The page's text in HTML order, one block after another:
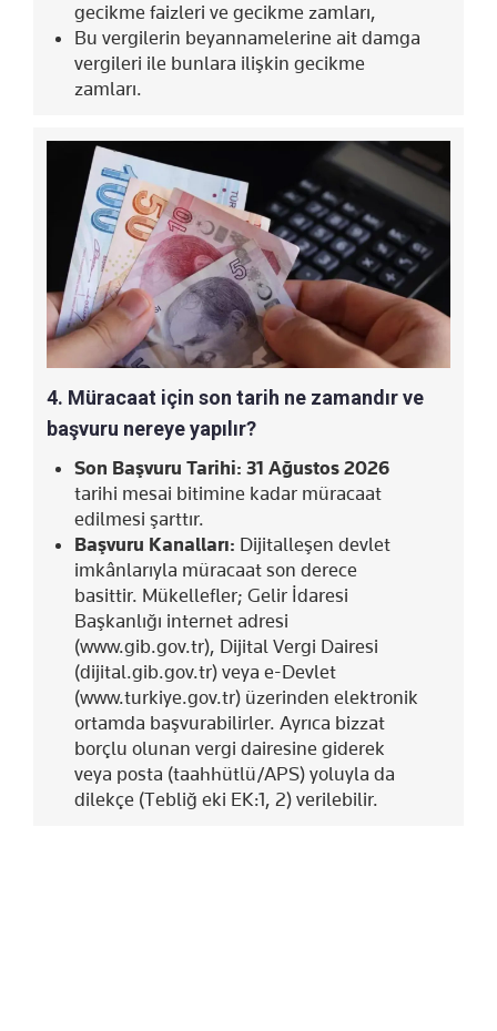
gecikme faizleri ve gecikme zamları,
Bu vergilerin beyannamelerine ait damga
vergileri ile bunlara ilişkin gecikme
zamları.
4. Müracaat için son tarih ne zamandır ve
başvuru nereye yapılır?
Son Başvuru Tarihi: 31 Ağustos 2026
tarihi mesai bitimine kadar müracaat
edilmesi şarttır.
Başvuru Kanalları: Dijitalleşen devlet
imkânlarıyla müracaat son derece
basittir. Mükellefler; Gelir İdaresi
Başkanlığı internet adresi
(www.gib.gov.tr), Dijital Vergi Dairesi
(dijital.gib.gov.tr) veya e-Devlet
(www.turkiye.gov.tr) üzerinden elektronik
ortamda başvurabilirler. Ayrıca bizzat
borçlu olunan vergi dairesine giderek
veya posta (taahhütlü/APS) yoluyla da
dilekçe (Tebliğ eki EK:1, 2) verilebilir.